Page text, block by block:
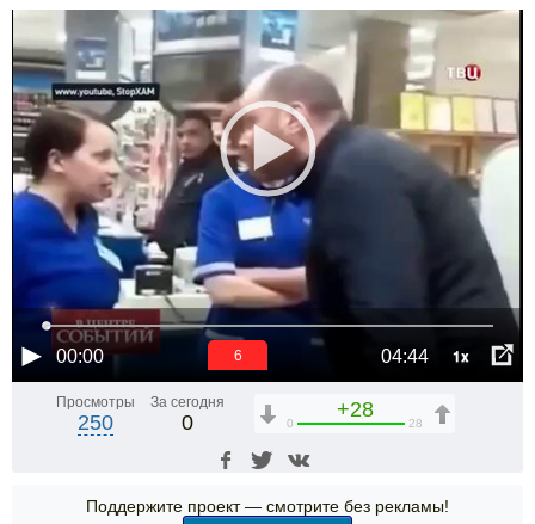
00:00 04:44 1x
5
Просмотры
250
За сегодня
0
+28
0 28
Поддержите проект — смотрите без рекламы!